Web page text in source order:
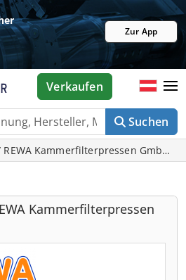
Zur App
Suchen
Verkaufen
/ REWA Kammerfilterpressen GmbH
Kammerfilterpressen